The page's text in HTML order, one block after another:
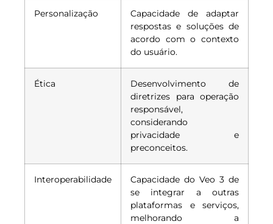
Personalização
Capacidade de adaptar
respostas e soluções de
acordo com o contexto
do usuário.
Ética
Desenvolvimento de
diretrizes para operação
responsável,
considerando
privacidade e
preconceitos.
Interoperabilidade
Capacidade do Veo 3 de
se integrar a outras
plataformas e serviços,
melhorando a